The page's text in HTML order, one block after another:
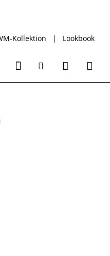
Kollektion | Lookbook